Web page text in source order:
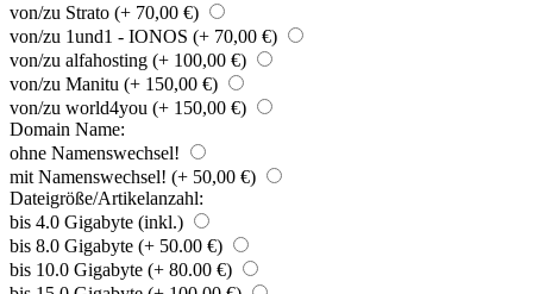
von/zu Strato (+ 70,00 €)
von/zu 1und1 - IONOS (+ 70,00 €)
von/zu alfahosting (+ 100,00 €)
von/zu Manitu (+ 150,00 €)
von/zu world4you (+ 150,00 €)
Domain Name:
ohne Namenswechsel!
mit Namenswechsel! (+ 50,00 €)
Dateigröße/Artikelanzahl:
bis 4.0 Gigabyte (inkl.)
bis 8.0 Gigabyte (+ 50.00 €)
bis 10.0 Gigabyte (+ 80.00 €)